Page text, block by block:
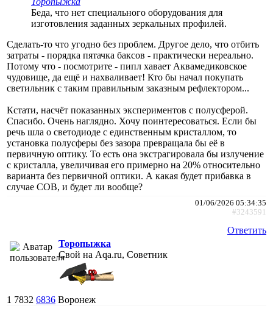
Беда, что нет специального оборудования для
изготовления заданных зеркальных профилей.
Сделать-то что угодно без проблем. Другое дело, что отбить
затраты - порядка пятачка баксов - практически нереально.
Потому что - посмотрите - пипл хавает Аквамедиковское
чудовище, да ещё и нахваливает! Кто бы начал покупать
светильник с таким правильным заказным рефлектором...
Кстати, насчёт показанных экспериментов с полусферой.
Спасибо. Очень наглядно. Хочу поинтересоваться. Если бы
речь шла о светодиоде с единственным кристаллом, то
установка полусферы без зазора превращала бы её в
первичную оптику. То есть она экстрагировала бы излучение
с кристалла, увеличивая его примерно на 20% относительно
варианта без первичной оптики. А какая будет прибавка в
случае COB, и будет ли вообще?
01/06/2026 05:34:35
#3243591
Ответить
Торопыжка
Свой на Aqa.ru, Советник
1 7832 6836 Воронеж